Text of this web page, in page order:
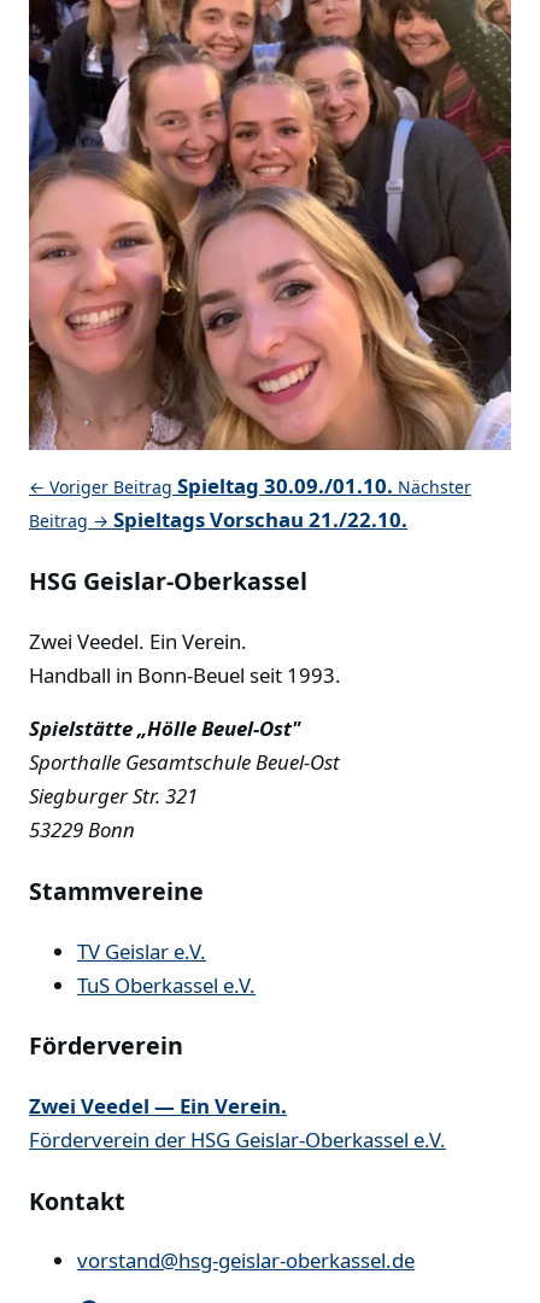
← Voriger Beitrag Spieltag 30.09./01.10. Nächster
Beitrag → Spieltags Vorschau 21./22.10.
HSG Geislar-Oberkassel
Zwei Veedel. Ein Verein.
Handball in Bonn-Beuel seit 1993.
Spielstätte „Hölle Beuel-Ost"
Sporthalle Gesamtschule Beuel-Ost
Siegburger Str. 321
53229 Bonn
Stammvereine
TV Geislar e.V.
TuS Oberkassel e.V.
Förderverein
Zwei Veedel — Ein Verein.
Förderverein der HSG Geislar-Oberkassel e.V.
Kontakt
vorstand@hsg-geislar-oberkassel.de